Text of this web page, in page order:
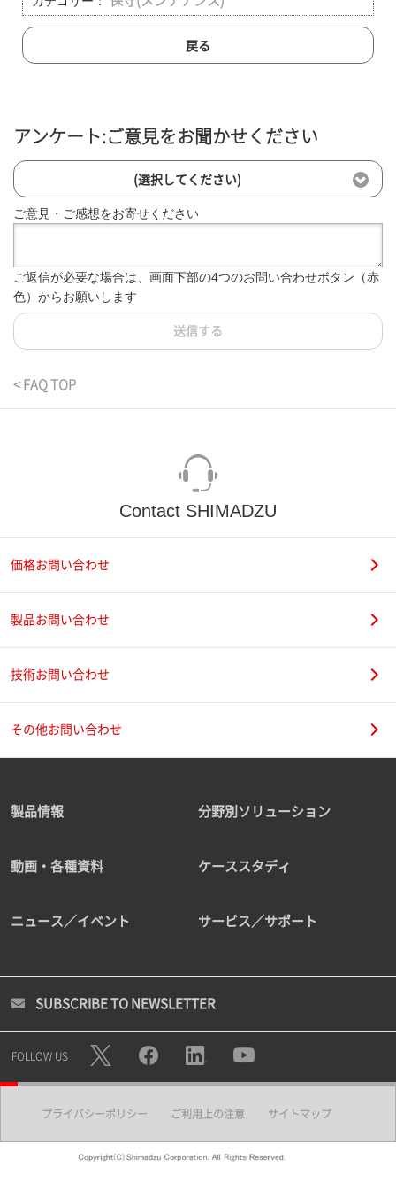
戻る
アンケート:ご意見をお聞かせください
(選択してください)
ご意見・ご感想をお寄せください
ご返信が必要な場合は、画面下部の4つのお問い合わせボタン（赤
色）からお願いします
送信する
< FAQ TOP
Contact SHIMADZU
価格お問い合わせ
製品お問い合わせ
技術お問い合わせ
その他お問い合わせ
製品情報 分野別ソリューション
動画・各種資料 ケーススタディ
ニュース／イベント サービス／サポート
SUBSCRIBE TO NEWSLETTER
FOLLOW US
プライバシーポリシー ご利用上の注意 サイトマップ